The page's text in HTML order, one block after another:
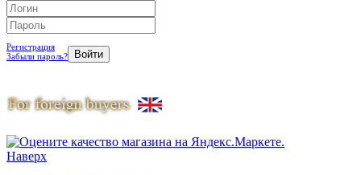
Регистрация
Забыли пароль?
Наверх